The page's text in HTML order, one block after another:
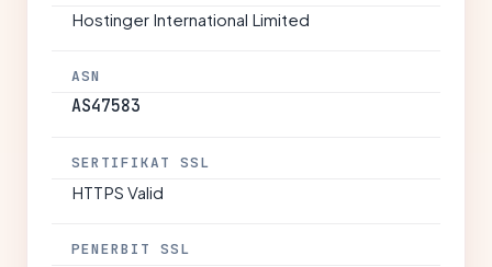
Hostinger International Limited
ASN
AS47583
SERTIFIKAT SSL
HTTPS Valid
PENERBIT SSL